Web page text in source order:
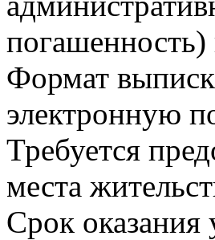
погашенность)
Формат
электронную
Требуется
места
Срок оказания